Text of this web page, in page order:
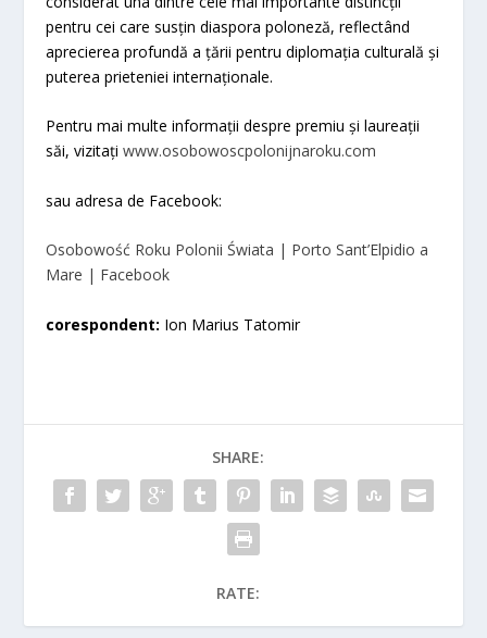
pentru cei care susțin diaspora poloneză, reflectând
aprecierea profundă a țării pentru diplomația culturală și
puterea prieteniei internaționale.
Pentru mai multe informații despre premiu și laureații
săi, vizitațiwww.osobowoscpolonijnaroku.com
sau adresa de Facebook:
Osobowość Roku Polonii Świata | Porto Sant’Elpidio a
Mare | Facebook
corespondent: Ion Marius Tatomir
SHARE:
RATE: